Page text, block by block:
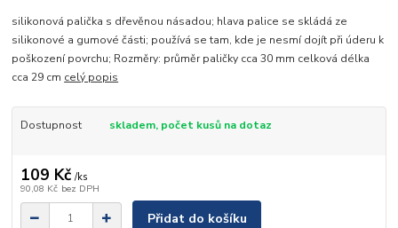
silikonová palička s dřevěnou násadou; hlava palice se skládá ze
silikonové a gumové části; používá se tam, kde je nesmí dojít při úderu k
poškození povrchu; Rozměry: průměr paličky cca 30 mm celková délka
cca 29 cm celý popis
Dostupnost skladem, počet kusů na dotaz
109 Kč /ks
90,08 Kč bez DPH
Přidat do košíku